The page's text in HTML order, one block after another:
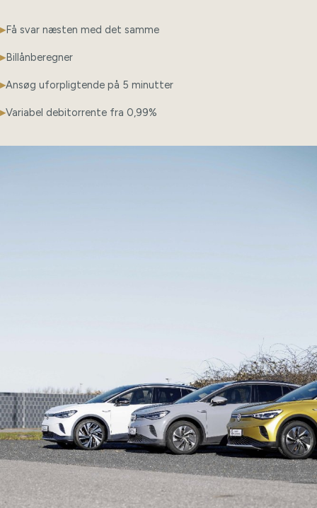
Få svar næsten med det samme
Billånberegner
Ansøg uforpligtende på 5 minutter
Variabel debitorrente fra 0,99%